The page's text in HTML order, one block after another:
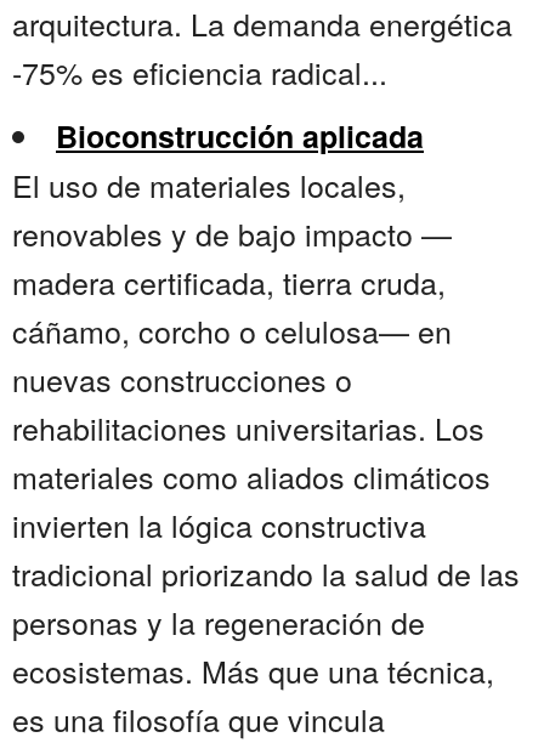
arquitectura. La demanda energética
-75% es eficiencia radical...
Bioconstrucción aplicada
El uso de materiales locales,
renovables y de bajo impacto —
madera certificada, tierra cruda,
cáñamo, corcho o celulosa— en
nuevas construcciones o
rehabilitaciones universitarias. Los
materiales como aliados climáticos
invierten la lógica constructiva
tradicional priorizando la salud de las
personas y la regeneración de
ecosistemas. Más que una técnica,
es una filosofía que vincula